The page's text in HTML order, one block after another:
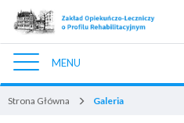
Nawigacja
MENU
Strona Główna Galeria